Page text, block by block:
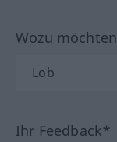
Wozu
Ihr Feedback*